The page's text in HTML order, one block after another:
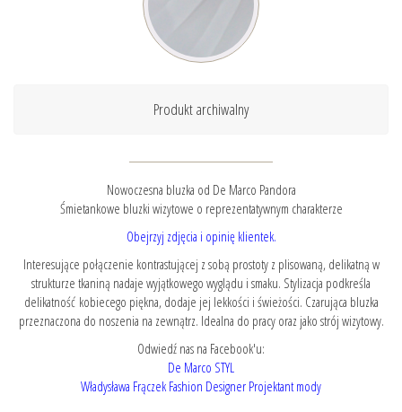
Produkt archiwalny
Nowoczesna bluzka od De Marco Pandora
Śmietankowe bluzki wizytowe o reprezentatywnym charakterze
Obejrzyj zdjęcia i opinię klientek.
Interesujące połączenie kontrastującej z sobą prostoty z plisowaną, delikatną w
strukturze tkaniną nadaje wyjątkowego wyglądu i smaku. Stylizacja podkreśla
delikatność kobiecego piękna, dodaje jej lekkości i świeżości. Czarująca bluzka
przeznaczona do noszenia na zewnątrz. Idealna do pracy oraz jako strój wizytowy.
Odwiedź nas na Facebook'u:
De Marco STYL
Władysława Frączek Fashion Designer Projektant mody